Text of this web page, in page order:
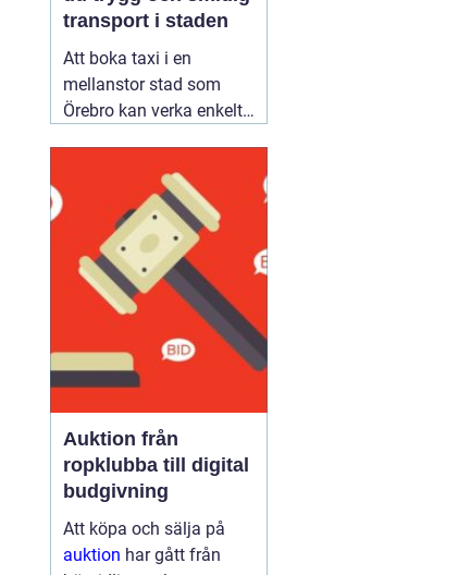
transport i staden
Att boka taxi i en
mellanstor stad som
Örebro kan verka enkelt.
och slippa fundera över
priset i efterhand. Därför
blir valet av bolag
viktigare än man först
tror. Den som jämför
alternativ för
02 augusti
2026
Auktion från
ropklubba till digital
budgivning
Att köpa och sälja på
auktion har gått från